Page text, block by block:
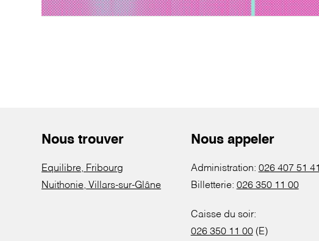
Nous trouver
Equilibre, Fribourg
Nuithonie, Villars-sur-Glâne
Nous appeler
Administration: 026 407 51 41
Billetterie: 026 350 11 00
Caisse du soir:
026 350 11 00(E)